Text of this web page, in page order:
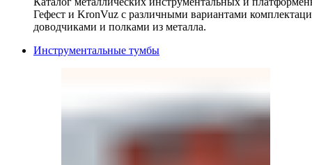
Гефест и KronVuz с различными вариантами
доводчиками и полками из металла.
Инструментальные тумбы